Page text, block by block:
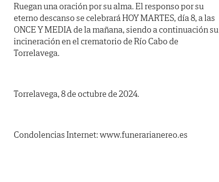
Ruegan una oración por su alma. El responso por su
eterno descanso se celebrará HOY MARTES, día 8, a las
ONCE Y MEDIA de la mañana, siendo a continuación su
incineración en el crematorio de Río Cabo de
Torrelavega.
Torrelavega, 8 de octubre de 2024.
Condolencias Internet: www.funerarianereo.es